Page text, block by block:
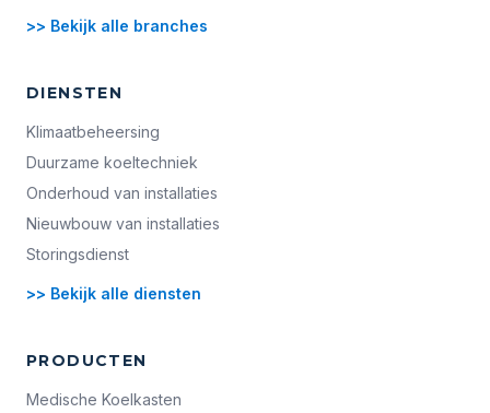
>> Bekijk alle branches
DIENSTEN
Klimaatbeheersing
Duurzame koeltechniek
Onderhoud van installaties
Nieuwbouw van installaties
Storingsdienst
>> Bekijk alle diensten
PRODUCTEN
Medische Koelkasten